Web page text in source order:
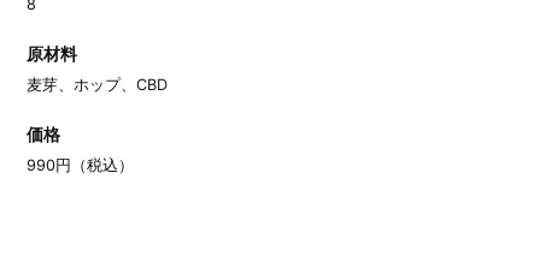
8
原材料
麦芽、ホップ、CBD
価格
990円（税込）